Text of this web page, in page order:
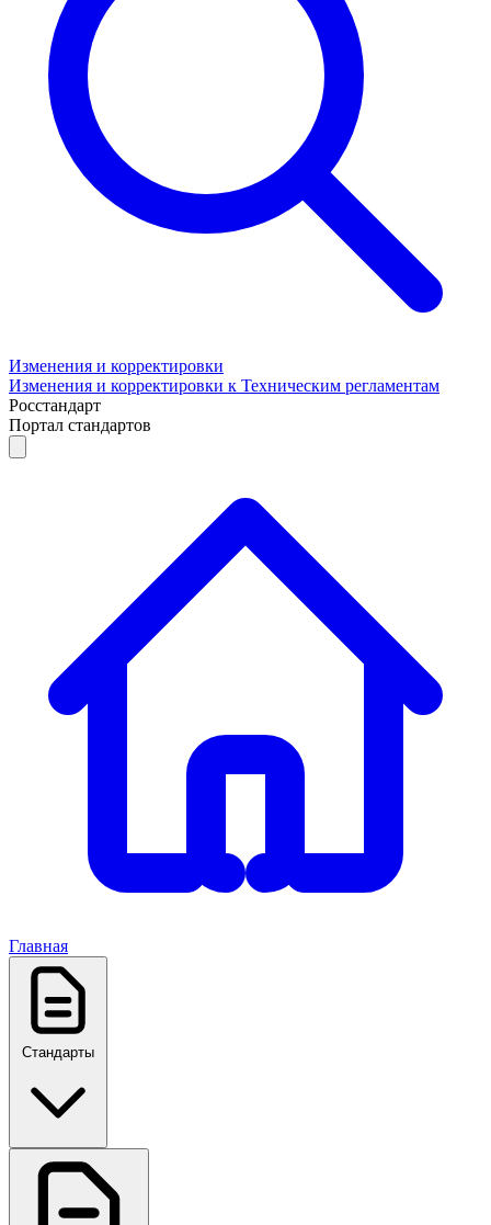
Изменения и корректировки
Изменения и корректировки к Техническим регламентам
Росстандарт
Портал стандартов
Главная
Стандарты
ГОСТ, ГОСТ Р, ПНСТ